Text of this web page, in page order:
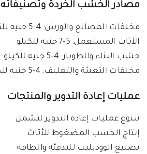
مصادر الخشب الخردة وتصنيفاته
مخلفات المصانع والورش: 4-5 جنيه للكيلو
الأثاث المستعمل: 5-7 جنيه للكيلو
خشب البناء والطوبار: 4-5 جنيه للكيلو
مخلفات التعبئة والتغليف: 4-5 جنيه للكيلو
عمليات إعادة التدوير والمنتجات
تتنوع عمليات إعادة التدوير لتشمل
إنتاج الخشب المضغوط للأثاث
تصنيع الوودبليت للتدفئة والطاقة